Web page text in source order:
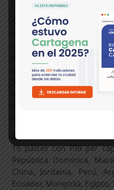
Se destaca que en 2 de
basa el Índice,
relativa, es decir que
niveles de ingreso similar
con bienestar y
Sin embargo, aún no
sustanciales en
Asimismo, las fortalezas y
15 países con PIB per
República Dominica,
China, Jordania, Perú,
Ecuador, Mongolia,